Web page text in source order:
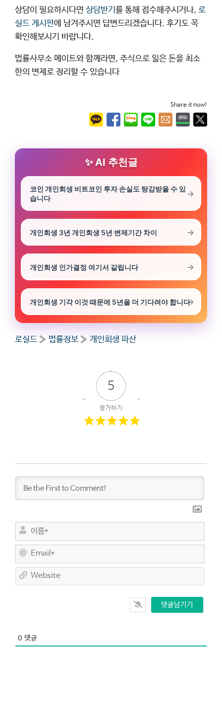
상담이 필요하시다면 상담받기 를 통해 접수해주시거나, 로
실드 게시판에 남겨주시면 답변드리겠습니다. 후기도 꼭
확인해보시기 바랍니다.
법률사무소 메이트와 함께라면, 주식으로 잃은 돈을 최소
한의 변제로 정리할 수 있습니다
Share it now!
AI 추천글
코인 개인회생 비트코인 투자 손실도 탕감받을 수 있
습니다
개인회생 3년 개인회생 5년 변제기간 차이
개인회생 인가결정 여기서 갈립니다
개인회생 기각 이것 때문에 5년을 더 기다려야 합니다
로실드 » 법률정보 » 개인회생 파산
5
평가하기
*E
a
l
0 댓글